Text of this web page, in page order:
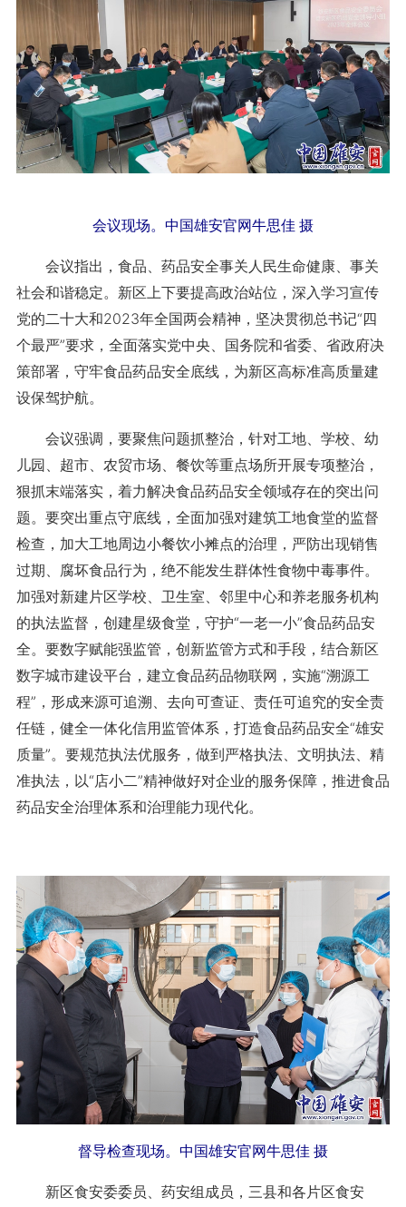
会议现场。中国雄安官网牛思佳 摄
会议指出，食品、药品安全事关人民生命健康、事关
社会和谐稳定。新区上下要提高政治站位，深入学习宣传
党的二十大和2023年全国两会精神，坚决贯彻总书记“四
个最严”要求，全面落实党中央、国务院和省委、省政府决
策部署，守牢食品药品安全底线，为新区高标准高质量建
设保驾护航。
会议强调，要聚焦问题抓整治，针对工地、学校、幼
儿园、超市、农贸市场、餐饮等重点场所开展专项整治，
狠抓末端落实，着力解决食品药品安全领域存在的突出问
题。要突出重点守底线，全面加强对建筑工地食堂的监督
检查，加大工地周边小餐饮小摊点的治理，严防出现销售
过期、腐坏食品行为，绝不能发生群体性食物中毒事件。
加强对新建片区学校、卫生室、邻里中心和养老服务机构
的执法监督，创建星级食堂，守护“一老一小”食品药品安
全。要数字赋能强监管，创新监管方式和手段，结合新区
数字城市建设平台，建立食品药品物联网，实施“溯源工
程”，形成来源可追溯、去向可查证、责任可追究的安全责
任链，健全一体化信用监管体系，打造食品药品安全“雄安
质量”。要规范执法优服务，做到严格执法、文明执法、精
准执法，以“店小二”精神做好对企业的服务保障，推进食品
药品安全治理体系和治理能力现代化。
督导检查现场。中国雄安官网牛思佳 摄
新区食安委委员、药安组成员，三县和各片区食安